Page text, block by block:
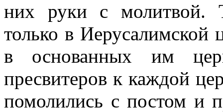
них руки с молитвой.
только в Иерусалимской
в основанных им
пресвитеров к каждой
помолились с постом и